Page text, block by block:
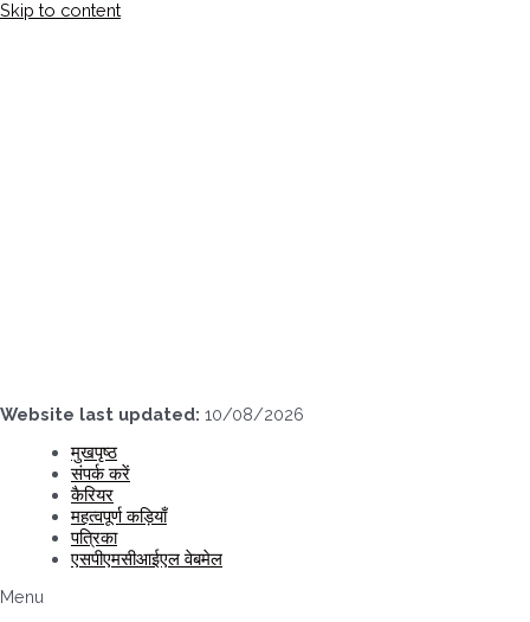
Skip to content
Website last updated: 10/08/2026
मुखपृष्ठ
संपर्क करें
कैरियर
महत्वपूर्ण कड़ियाँ
पत्रिका
एसपीएमसीआईएल वेबमेल
Menu